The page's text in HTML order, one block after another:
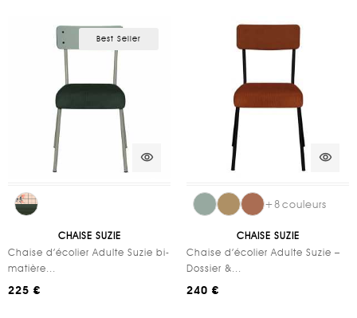
visibility
Best Seller
CHAISE SUZIE
Chaise d’écolier Adulte Suzie bi-
matière...
225 €
visibility
+8couleurs
CHAISE SUZIE
Chaise d’écolier Adulte Suzie –
Dossier &...
240 €